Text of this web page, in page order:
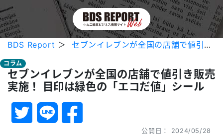
BDS Report ＞ セブンイレブンが全国の店舗で値引き販売実施！ 目印は緑色の「エコだ値」シール
コラム
セブンイレブンが全国の店舗で値引き販売
実施！ 目印は緑色の「エコだ値」シール
公開日： 2024/05/28